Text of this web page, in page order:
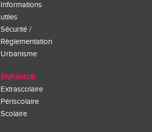
Informations
utiles
Sécurité /
Règlementation
Urbanisme
ENFANCE
Extrascolaire
Périscolaire
Scolaire